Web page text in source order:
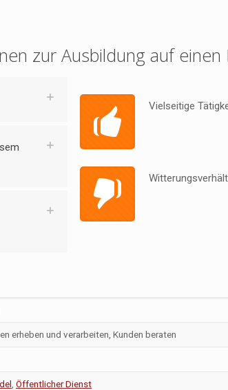
zur Ausbildung auf einen
Vielseitige
erheben und verarbeiten, Kunden beraten
Öffentlicher Dienst